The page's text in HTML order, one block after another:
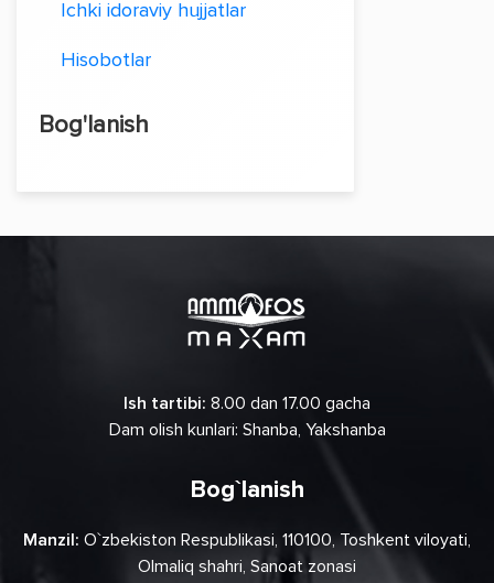
Ichki idoraviy hujjatlar
Hisobotlar
Bog'lanish
Ish tartibi: 8.00 dan 17.00 gacha
Dam olish kunlari: Shanba, Yakshanba
Bog`lanish
Manzil: O`zbekiston Respublikasi, 110100, Toshkent viloyati,
Olmaliq shahri, Sanoat zonasi